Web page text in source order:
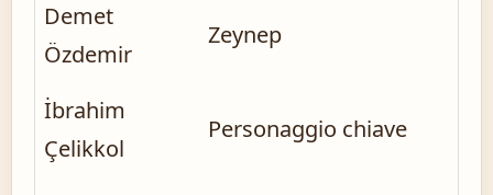
Demet
Özdemir
Zeynep
İbrahim
Çelikkol
Personaggio chiave